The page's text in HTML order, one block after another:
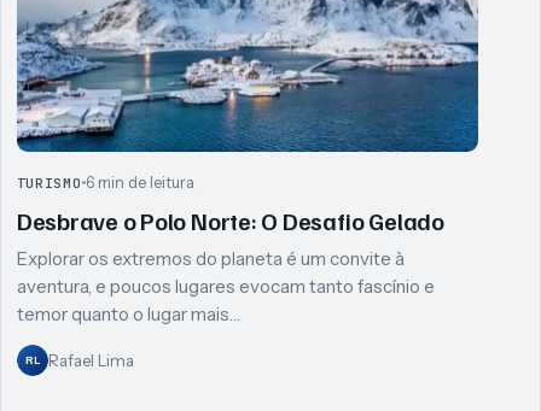
TURISMO 6 min de leitura
Desbrave o Polo Norte: O Desafio Gelado
Explorar os extremos do planeta é um convite à
aventura, e poucos lugares evocam tanto fascínio e
temor quanto o lugar mais…
RL Rafael Lima